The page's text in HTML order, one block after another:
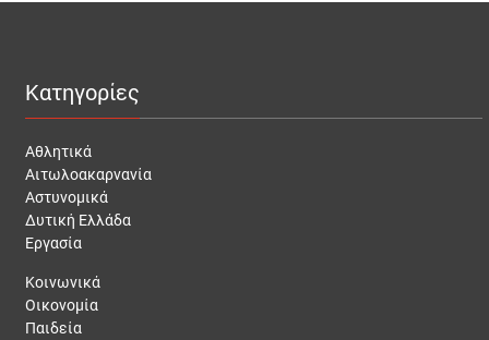
Κατηγορίες
Αθλητικά
Αιτωλοακαρνανία
Αστυνομικά
Δυτική Ελλάδα
Εργασία
Κοινωνικά
Οικονομία
Παιδεία